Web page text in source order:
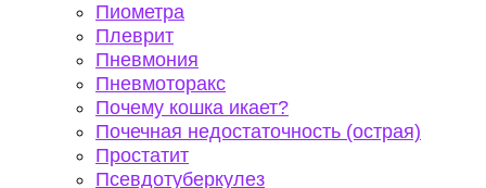
Пиометра
Плеврит
Пневмония
Пневмоторакс
Почему кошка икает?
Почечная недостаточность (острая)
Простатит
Псевдотуберкулез